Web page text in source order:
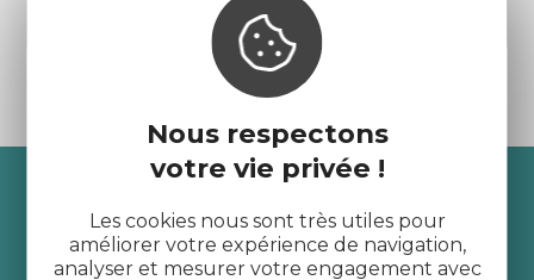
Nous respectons
votre vie privée !
Les cookies nous sont très utiles pour
améliorer votre expérience de navigation,
analyser et mesurer votre engagement avec
Recevez l’actualité des
Côtes d’Armor